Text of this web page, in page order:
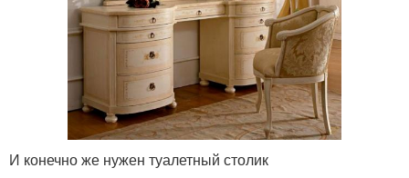
И конечно же нужен туалетный столик